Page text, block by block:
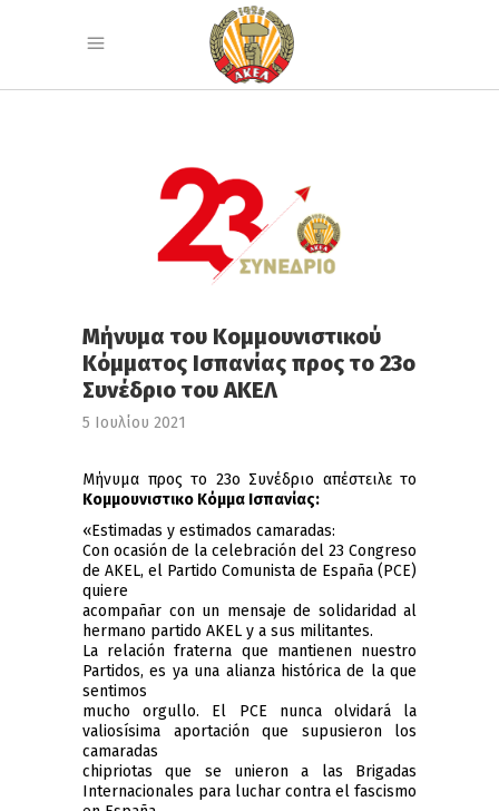
Μήνυμα του Κομμουνιστικού
Κόμματος Ισπανίας προς το 23ο
Συνέδριο του ΑΚΕΛ
5 Ιουλίου 2021
Μήνυμα προς το 23ο Συνέδριο απέστειλε το
Κομμουνιστικο Κόμμα Ισπανίας:
«Estimadas y estimados camaradas:
Con ocasión de la celebración del 23 Congreso
de AKEL, el Partido Comunista de España (PCE)
quiere
acompañar con un mensaje de solidaridad al
hermano partido AKEL y a sus militantes.
La relación fraterna que mantienen nuestro
Partidos, es ya una alianza histórica de la que
sentimos
mucho orgullo. El PCE nunca olvidará la
valiosísima aportación que supusieron los
camaradas
chipriotas que se unieron a las Brigadas
Internacionales para luchar contra el fascismo